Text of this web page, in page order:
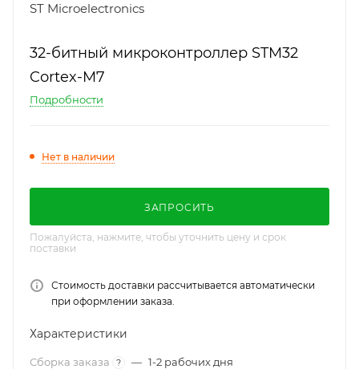
ST Microelectronics
32-битный микроконтроллер STM32
Cortex-M7
Подробности
Нет в наличии
ЗАПРОСИТЬ
Пожалуйста, нажмите, чтобы уточнить цену и срок
поставки
Стоимость доставки рассчитывается автоматически
при оформлении заказа.
Характеристики
Сборка заказа ? — 1-2 рабочих дня